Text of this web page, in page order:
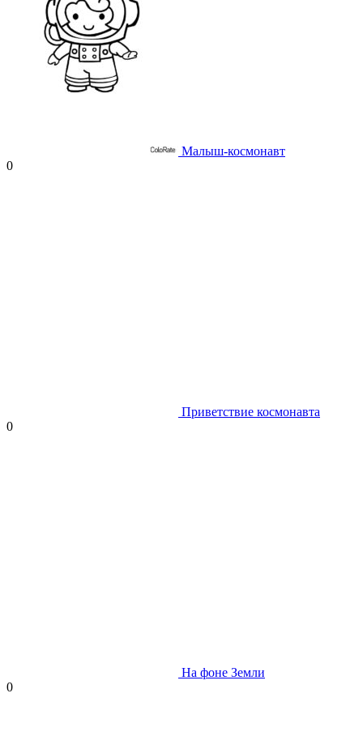
Малыш-космонавт
0
Приветствие космонавта
0
На фоне Земли
0